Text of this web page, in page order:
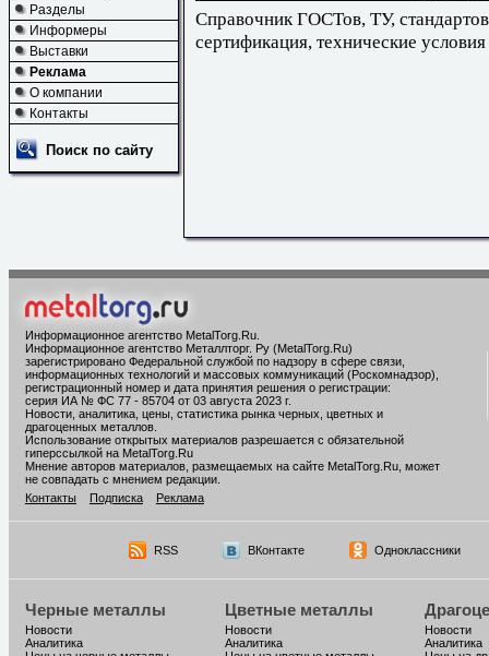
Разделы
Информеры
Выставки
Реклама
О компании
Контакты
Поиск по сайту
Справочник ГОСТов, ТУ,
сертификация, технические условия
Информационное агентство MetalTorg.Ru
Информационное агентство Металлторг. Ру (MetalTorg.Ru)
зарегистрировано Федеральной службой по надзору в сфере связи,
информационных технологий и массовых коммуникаций (Роскомнадзор),
регистрационный номер и дата принятия решения о регистрации:
серия ИА № ФС 77 - 85704 от 03 августа 2023 г.
Новости, аналитика, цены, статистика рынка черных, цветных и
драгоценных металлов.
Использование открытых материалов разрешается с обязательной
гиперссылкой на MetalTorg.Ru
Мнение авторов материалов, размещаемых на сайте MetalTorg.Ru, может
не совпадать с мнением редакции.
Контакты
Подписка Реклама
RSS ВКонтакте Одноклассники
Черные металлы
Новости
Аналитика
Цветные металлы
Новости
Аналитика
Новости
Аналитика